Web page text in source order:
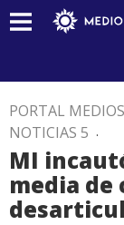
PORTAL
NOTICIAS 5 .
MI
media de